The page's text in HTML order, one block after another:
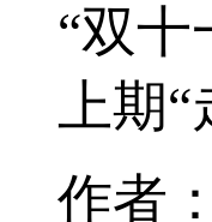
“双
上期“
作者：